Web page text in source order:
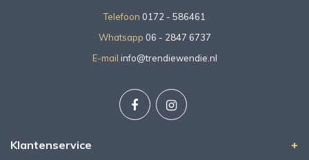
Telefoon 0172 - 586461
Whatsapp 06 - 2847 6737
E-mail info@trendiewendie.nl
Klantenservice